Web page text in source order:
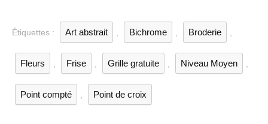
Étiquettes : Art abstrait Bichrome Broderie
Fleurs Frise Grille gratuite Niveau Moyen
Point compté Point de croix